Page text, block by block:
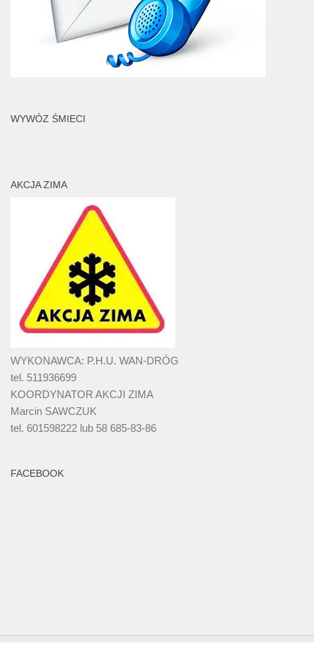
WYWÓZ ŚMIECI
AKCJA ZIMA
WYKONAWCA: P.H.U. WAN-DRÓG
tel. 511936699
KOORDYNATOR AKCJI ZIMA
Marcin SAWCZUK
tel. 601598222 lub 58 685-83-86
FACEBOOK